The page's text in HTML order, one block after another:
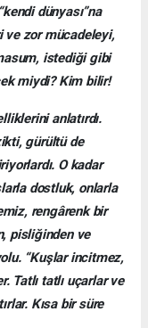
dünyası”na
ve zor mücadeleyi,
istediği gibi
miydi? Kim bilir!
anlatırdı.
gürültü de
O kadar
dostluk, onlarla
rengârenk bir
pisliğinden ve
“Kuşlar incitmez,
Tatlı tatlı uçarlar ve
Kısa bir süre